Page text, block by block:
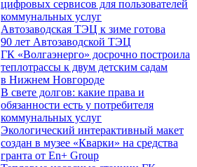
цифровых сервисов для пользователей
коммунальных услуг
Автозаводская ТЭЦ к зиме готова
90 лет Автозаводской ТЭЦ
ГК «Волгаэнерго» досрочно построила
теплотрассы к двум детским садам
в Нижнем Новгороде
В свете долгов: какие права и
обязанности есть у потребителя
коммунальных услуг
Экологический интерактивный макет
создан в музее «Кварки» на средства
гранта от En+ Group